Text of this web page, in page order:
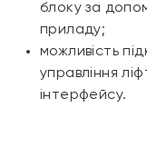
блоку за
приладу;
можливість
управління
інтерфейсу.